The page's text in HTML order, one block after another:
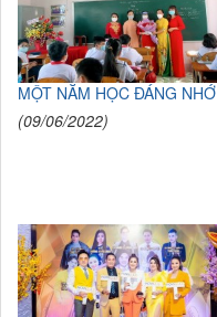
MỘT NĂM HỌC ĐÁNG NHỚ
(09/06/2022)